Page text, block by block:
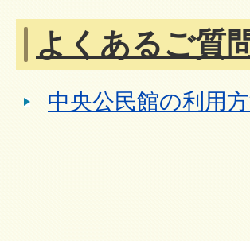
よくあるご質
中央公民館の利用